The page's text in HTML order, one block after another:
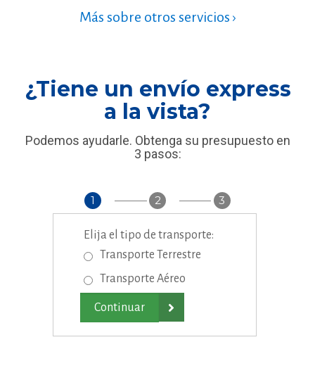
Más sobre otros servicios ›
¿Tiene un envío express
a la vista?
Podemos ayudarle. Obtenga su presupuesto en
3 pasos:
1 2 3
Elija el tipo de transporte:
Transporte Terrestre
Transporte Aéreo
